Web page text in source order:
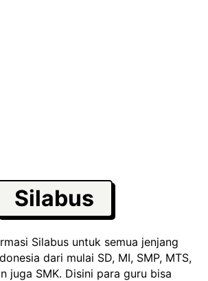
Silabus
Silabus untuk semua jenjang
dari mulai SD, MI, SMP, MTS,
juga SMK. Disini para guru bisa